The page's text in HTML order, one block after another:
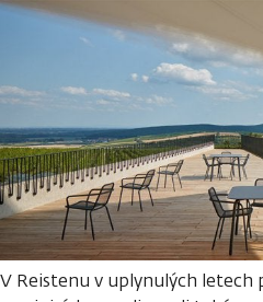
V Reistenu v uplynulých letech